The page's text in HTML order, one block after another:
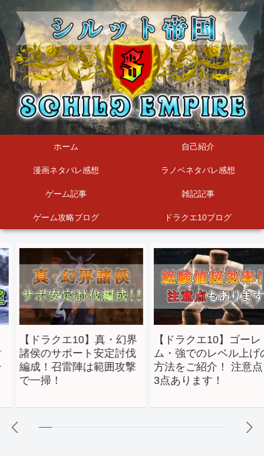
ホーム 自己紹介
漫画ネタバレ感想 ラノベネタバレ感想
ゲーム記事 雑記記事
ゲーム攻略ブログ ドラクエ10ブログ
】真・幻界
ト安定討伐
は範囲攻撃
【ドラクエ10】ゴーレ
ム・強でのレベル上げの
方法をご紹介！ 注意点も
【ドラク
い武器鍛
上げ方法